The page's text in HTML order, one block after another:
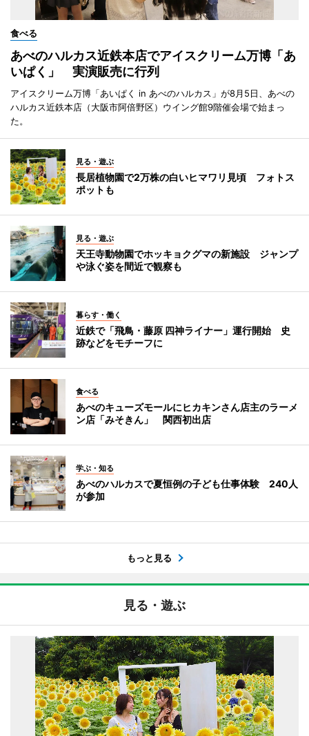
食べる
あべのハルカス近鉄本店でアイスクリーム万博「あ
いぱく」 実演販売に行列
アイスクリーム万博「あいぱく in あべのハルカス」が8月5日、あべの
ハルカス近鉄本店（大阪市阿倍野区）ウイング館9階催会場で始まっ
た。
見る・遊ぶ
長居植物園で2万株の白いヒマワリ見頃 フォトス
ポットも
見る・遊ぶ
天王寺動物園でホッキョクグマの新施設 ジャンプ
や泳ぐ姿を間近で観察も
暮らす・働く
近鉄で「飛鳥・藤原 四神ライナー」運行開始 史
跡などをモチーフに
食べる
あべのキューズモールにヒカキンさん店主のラーメ
ン店「みそきん」 関西初出店
学ぶ・知る
あべのハルカスで夏恒例の子ども仕事体験 240人
が参加
もっと見る
見る・遊ぶ